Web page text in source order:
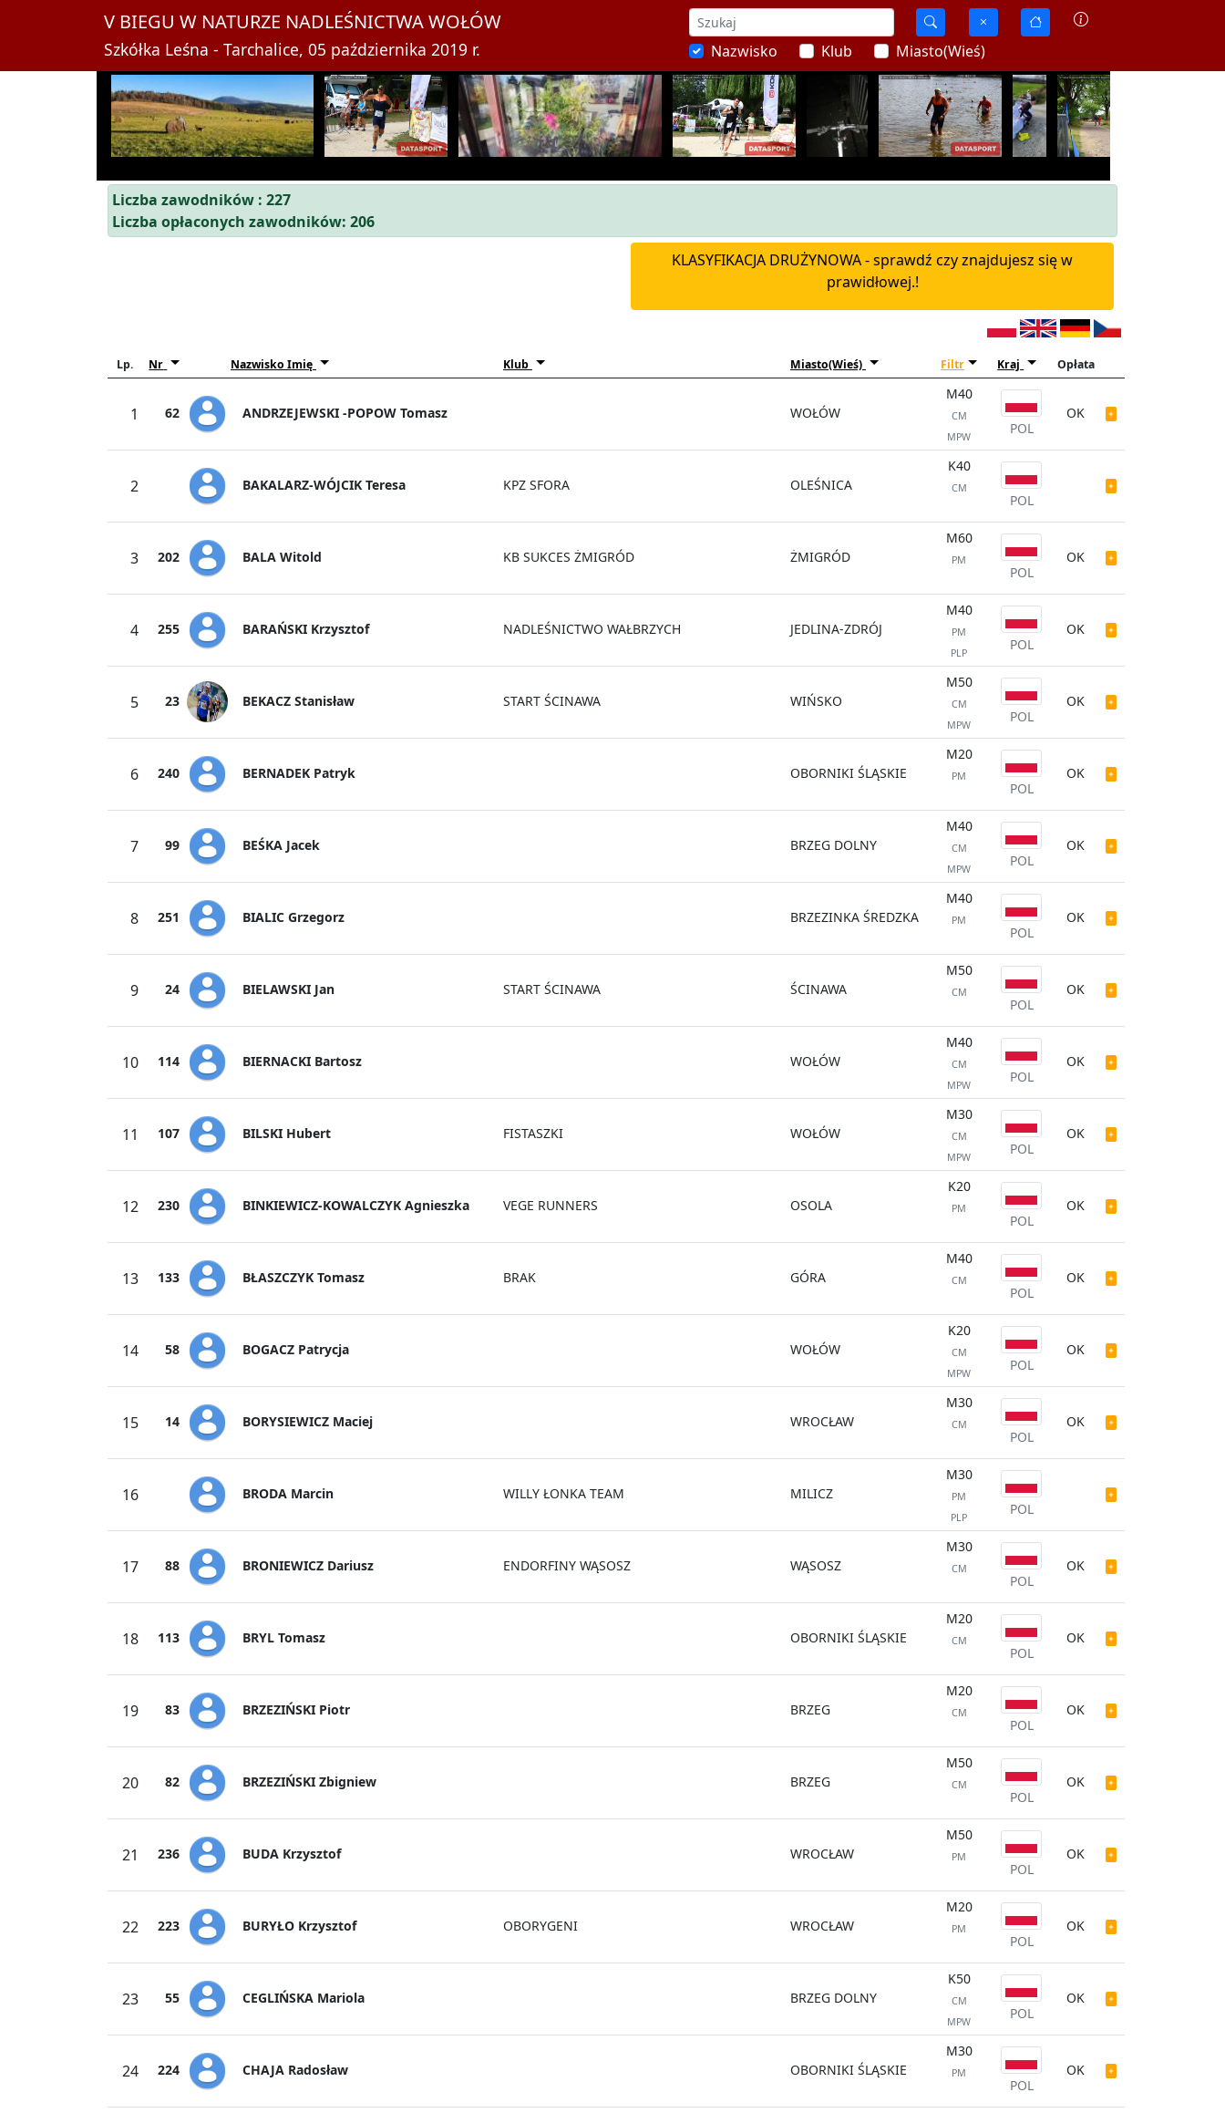
V BIEGU W NATURZE NADLEŚNICTWA WOŁÓW
Szkółka Leśna - Tarchalice, 05 października 2019 r. Nazwisko Klub Miasto(Wieś)
Liczba zawodników : 227
Liczba opłaconych zawodników: 206
KLASYFIKACJA DRUŻYNOWA - sprawdź czy znajdujesz się w
prawidłowej.!
Lp. Nr Nazwisko Imię Klub Miasto(Wieś) Filtr Kraj Opłata
1 62 ANDRZEJEWSKI -POPOW Tomasz WOŁÓW
M40
CM
MPW
POL
OK
2 BAKALARZ-WÓJCIK Teresa KPZ SFORA OLEŚNICA
K40
CM
POL
3 202 BALA Witold KB SUKCES ŻMIGRÓD ŻMIGRÓD
M60
PM
POL
OK
4 255 BARAŃSKI Krzysztof NADLEŚNICTWO WAŁBRZYCH JEDLINA-ZDRÓJ
M40
PM
PLP
POL
OK
5 23 BEKACZ Stanisław START ŚCINAWA WIŃSKO
M50
CM
MPW
POL
OK
6 240 BERNADEK Patryk OBORNIKI ŚLĄSKIE
M20
PM
POL
OK
7 99 BEŚKA Jacek BRZEG DOLNY
M40
CM
MPW
POL
OK
8 251 BIALIC Grzegorz BRZEZINKA ŚREDZKA
M40
PM
POL
OK
9 24 BIELAWSKI Jan START ŚCINAWA ŚCINAWA
M50
CM
POL
OK
10 114 BIERNACKI Bartosz WOŁÓW
M40
CM
MPW
POL
OK
11 107 BILSKI Hubert FISTASZKI WOŁÓW
M30
CM
MPW
POL
OK
12 230 BINKIEWICZ-KOWALCZYK Agnieszka VEGE RUNNERS OSOLA
K20
PM
POL
OK
13 133 BŁASZCZYK Tomasz BRAK GÓRA
M40
CM
POL
OK
14 58 BOGACZ Patrycja WOŁÓW
K20
CM
MPW
POL
OK
15 14 BORYSIEWICZ Maciej WROCŁAW
M30
CM
POL
OK
16 BRODA Marcin WILLY ŁONKA TEAM MILICZ
M30
PM
PLP
POL
17 88 BRONIEWICZ Dariusz ENDORFINY WĄSOSZ WĄSOSZ
M30
CM
POL
OK
18 113 BRYL Tomasz OBORNIKI ŚLĄSKIE
M20
CM
POL
OK
19 83 BRZEZIŃSKI Piotr BRZEG
M20
CM
POL
OK
20 82 BRZEZIŃSKI Zbigniew BRZEG
M50
CM
POL
OK
21 236 BUDA Krzysztof WROCŁAW
M50
PM
POL
OK
22 223 BURYŁO Krzysztof OBORYGENI WROCŁAW
M20
PM
POL
OK
23 55 CEGLIŃSKA Mariola BRZEG DOLNY
K50
CM
MPW
POL
OK
24 224 CHAJA Radosław OBORNIKI ŚLĄSKIE
M30
PM
POL
OK